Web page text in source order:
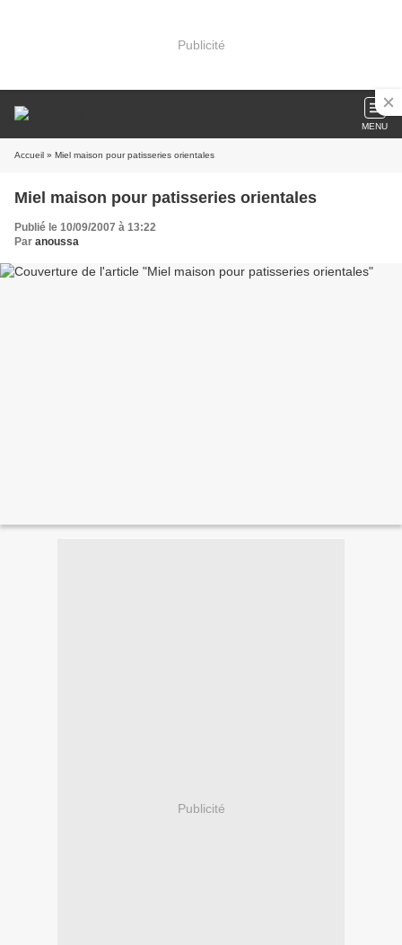
Publicité
MENU
Accueil » Miel maison pour patisseries orientales
Miel maison pour patisseries orientales
Publié le 10/09/2007 à 13:22
Par anoussa
Publicité